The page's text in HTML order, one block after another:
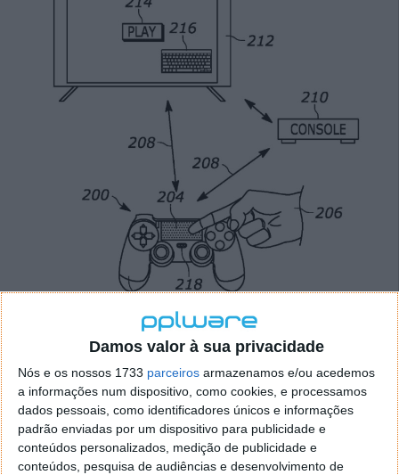
Damos valor à sua privacidade
Nós e os nossos 1733 parceiros armazenamos e/ou acedemos
a informações num dispositivo, como cookies, e processamos
dados pessoais, como identificadores únicos e informações
padrão enviadas por um dispositivo para publicidade e
conteúdos personalizados, medição de publicidade e
conteúdos, pesquisa de audiências e desenvolvimento de
Mas surgiu agora um novo registo, publicado a 2 de
junho de 2022, que sugere que estas possíveis novas
funções também estarão a ser desenvolvidas para o
novo comando da Sony, destinado às consolas PS5.
Desta forma, o touchpad poderia conseguir registar